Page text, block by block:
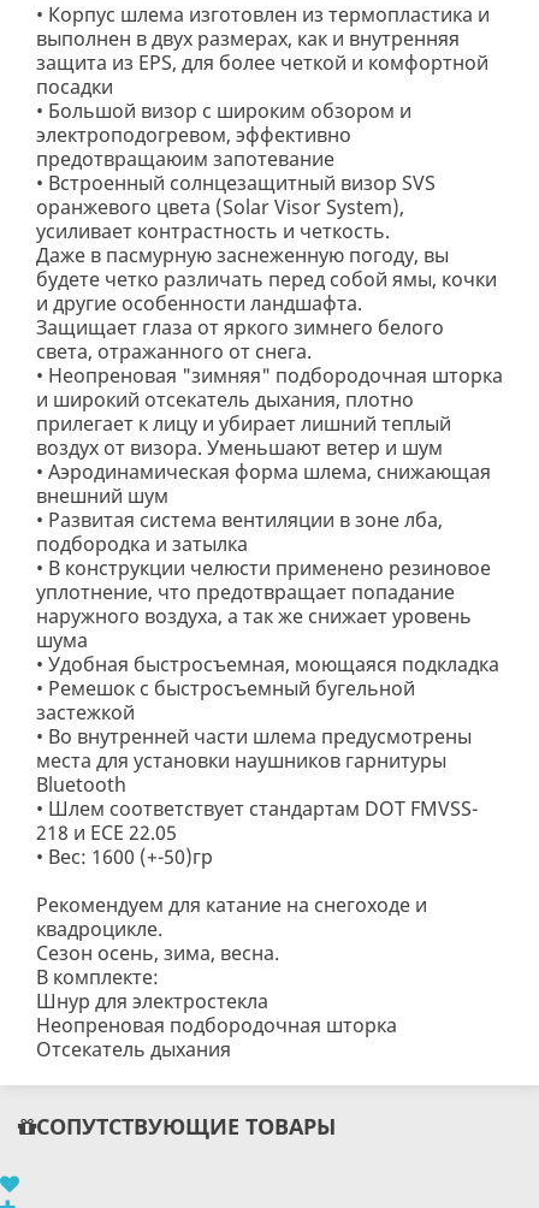
• Корпус шлема изготовлен из термопластика и
выполнен в двух размерах, как и внутренняя
защита из EPS, для более четкой и комфортной
посадки
• Большой визор с широким обзором и
электроподогревом, эффективно
предотвращаюим запотевание
• Встроенный солнцезащитный визор SVS
оранжевого цвета (Solar Visor System),
усиливает контрастность и четкость.
Даже в пасмурную заснеженную погоду, вы
будете четко различать перед собой ямы, кочки
и другие особенности ландшафта.
Защищает глаза от яркого зимнего белого
света, отражанного от снега.
• Неопреновая "зимняя" подбородочная шторка
и широкий отсекатель дыхания, плотно
прилегает к лицу и убирает лишний теплый
воздух от визора. Уменьшают ветер и шум
• Аэродинамическая форма шлема, снижающая
внешний шум
• Развитая система вентиляции в зоне лба,
подбородка и затылка
• В конструкции челюсти применено резиновое
уплотнение, что предотвращает попадание
наружного воздуха, а так же снижает уровень
шума
• Удобная быстросъемная, моющаяся подкладка
• Ремешок с быстросъемный бугельной
застежкой
• Во внутренней части шлема предусмотрены
места для установки наушников гарнитуры
Bluetooth
• Шлем соответствует стандартам DOT FMVSS-
218 и ECE 22.05
• Вес: 1600 (+-50)гр
Рекомендуем для катание на снегоходе и
квадроцикле.
Сезон осень, зима, весна.
В комплекте:
Шнур для электростекла
Неопреновая подбородочная шторка
Отсекатель дыхания
СОПУТСТВУЮЩИЕ ТОВАРЫ